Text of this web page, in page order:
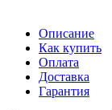
Описание
Как купить
Оплата
Доставка
Гарантия